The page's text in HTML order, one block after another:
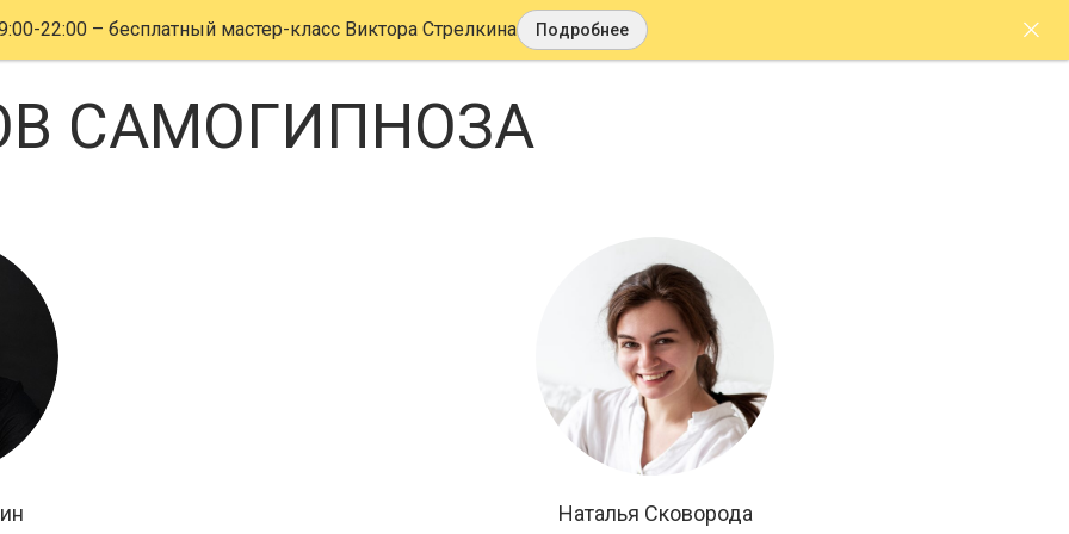
22:00 – бесплатный мастер-класс Виктора Стрелкина Подробнее
САМОГИПНОЗА
Наталья Сковорода